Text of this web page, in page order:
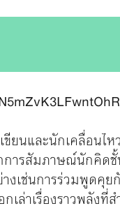
ยนและนักเคลื่อน
ารสัมภาษณ์นักคิด
งเช่นการร่วมพูดคุย
กเล่าเรื่องราวพลัง